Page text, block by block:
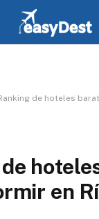
de hoteles baratos
en